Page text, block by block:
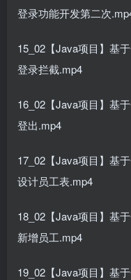
登录功能开发第二次
15_02【Java项目】基
登录拦截.mp4
16_02【Java项目】基
登出.mp4
17_02【Java项目】基
设计员工表.mp4
18_02【Java项目】基
新增员工.mp4
19_02【Java项目】基